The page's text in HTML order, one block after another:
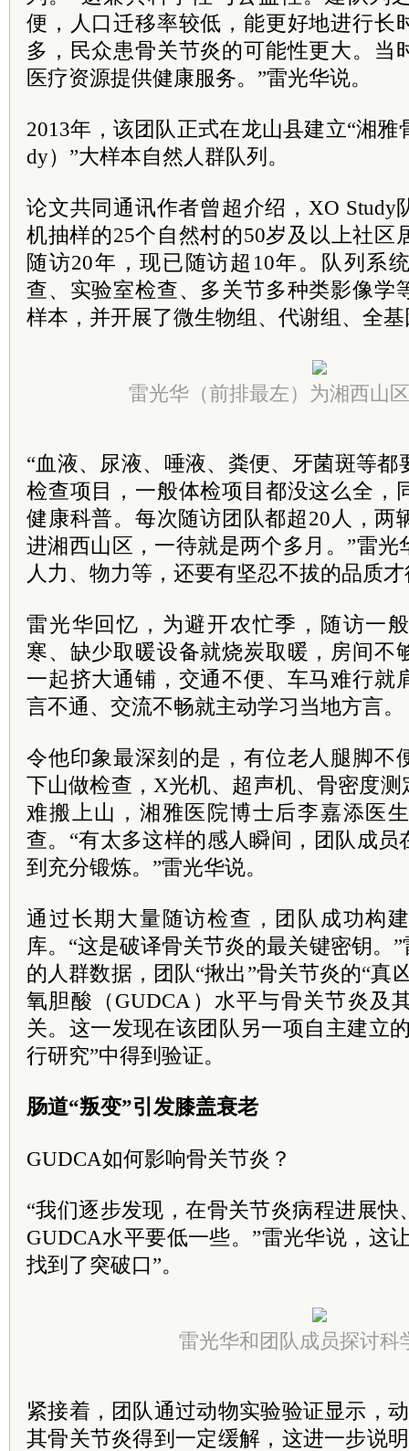
便，人口迁移率较低，能更好地进行长
多，民众患骨关节炎的可能性更大。当
医疗资源提供健康服务。”雷光华说。
2013年，该团队正式在龙山县建立“湘雅
dy）”大样本自然人群队列。
论文共同通讯作者曾超介绍，XO Study
机抽样的25个自然村的50岁及以上社区
随访20年，现已随访超10年。队列系
查、实验室检查、多关节多种类影像学
样本，并开展了微生物组、代谢组、全
雷光华（前排最左）为湘西山
“血液、尿液、唾液、粪便、牙菌斑等都
检查项目，一般体检项目都没这么全，
健康科普。每次随访团队都超20人，两
进湘西山区，一待就是两个多月。”雷
人力、物力等，还要有坚忍不拔的品质
雷光华回忆，为避开农忙季，随访一
寒、缺少取暖设备就烧炭取暖，房间不
一起挤大通铺，交通不便、车马难行就
言不通、交流不畅就主动学习当地方言。
令他印象最深刻的是，有位老人腿脚不
下山做检查，X光机、超声机、骨密度
难搬上山，湘雅医院博士后李嘉添医
查。“有太多这样的感人瞬间，团队成
到充分锻炼。”雷光华说。
通过长期大量随访检查，团队成功构
库。“这是破译骨关节炎的最关键密钥。
的人群数据，团队“揪出”骨关节炎的“真
氧胆酸（GUDCA）水平与骨关节炎及
关。这一发现在该团队另一项自主建立
行研究”中得到验证。
肠道“叛变”引发膝盖衰老
GUDCA如何影响骨关节炎？
“我们逐步发现，在骨关节炎病程进展
GUDCA水平要低一些。”雷光华说，这
找到了突破口”。
雷光华和团队成员探讨科
紧接着，团队通过动物实验验证显示，
其骨关节炎得到一定缓解，这进一步说